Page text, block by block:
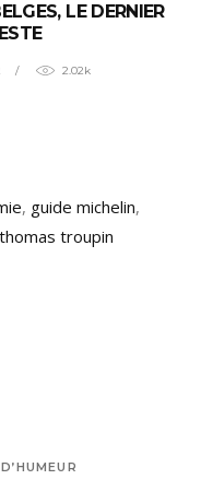
LE DERNIER
2.02k
, guide michelin,
thomas troupin